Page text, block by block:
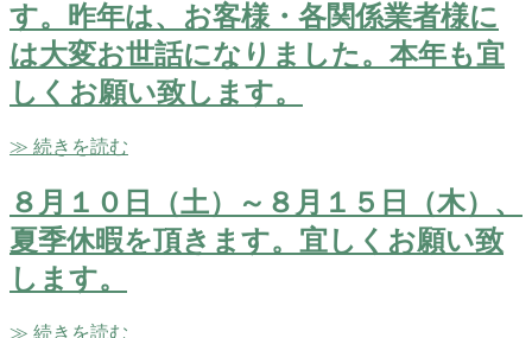
す。昨年は、お客様・各関係業者様に
は大変お世話になりました。本年も宜
しくお願い致します。
≫ 続きを読む
８月１０日（土）～８月１５日（木）、
夏季休暇を頂きます。宜しくお願い致
します。
≫ 続きを読む